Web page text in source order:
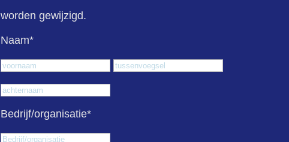
worden gewijzigd.
Naam*
Voornaam
Tussenvoegsel
Achternaam
Bedrijf/organisatie*